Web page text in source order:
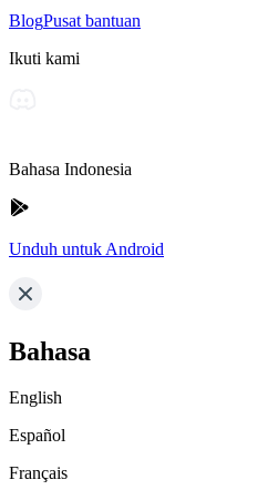
BlogPusat bantuan
Ikuti kami
Bahasa Indonesia
Unduh untuk Android
Bahasa
English
Español
Français